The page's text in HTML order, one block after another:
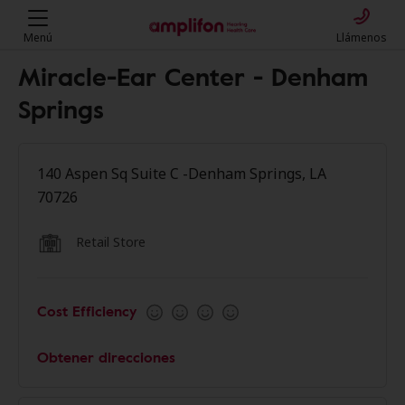
Menú Llámenos
Miracle-Ear Center - Denham
Springs
140 Aspen Sq Suite C -Denham Springs, LA
70726
Retail Store
Cost Efficiency
Obtener direcciones